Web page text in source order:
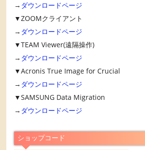
→ ダウンロードページ
▼ZOOMクライアント
→ ダウンロードページ
▼TEAM Viewer(遠隔操作)
→ ダウンロードページ
▼Acronis True Image for Crucial
→ ダウンロードページ
▼SAMSUNG Data Migration
→ ダウンロードページ
ショップコード